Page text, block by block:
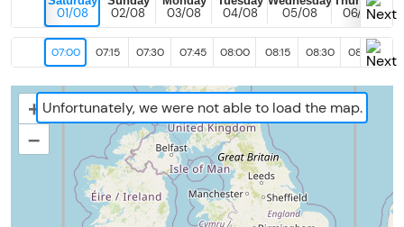
01/08 02/08 03/08 04/08 05/08 06/08
07:00 07:15 07:30 07:45 08:00 08:15 08:30 08:45
Unfortunately, we were not able to load the map.
+
–